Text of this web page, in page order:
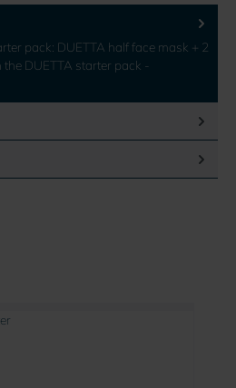
pack: DUETTA half face mask + 2
DUETTA starter pack -